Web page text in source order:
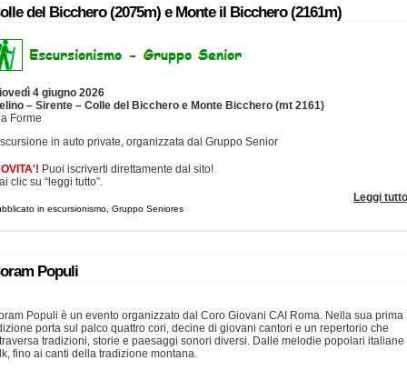
del Bicchero (2075m) e Monte il Bicchero (2161m)
4 giugno 2026
– Sirente – Colle del Bicchero e Monte Bicchero (mt 2161)
Forme
in auto private, organizzata dal Gruppo Senior
Puoi iscriverti direttamente dal sito!
clic su “leggi tutto”.
Leggi
in escursionismo, Gruppo Seniores
Populi
Populi è un evento organizzato dal Coro Giovani CAI Roma. Nella sua prima
porta sul palco quattro cori, decine di giovani cantori e un repertorio che
tradizioni, storie e paesaggi sonori diversi. Dalle melodie popolari italiane
fino ai canti della tradizione montana.